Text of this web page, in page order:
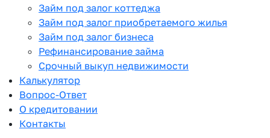
Займ под залог коттеджа
Займ под залог приобретаемого жилья
Займ под залог бизнеса
Рефинансирование займа
Срочный выкуп недвижимости
Калькулятор
Вопрос-Ответ
О кредитовании
Контакты